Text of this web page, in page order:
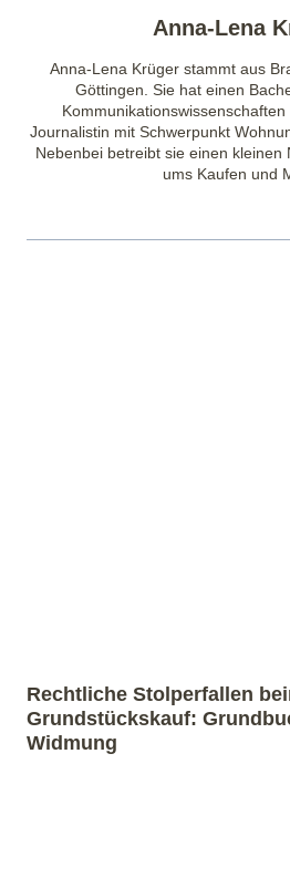
Anna‑Lena
Anna‑Lena Krüger stammt aus
Göttingen. Sie hat einen
Journalistin mit Schwerpunkt
Nebenbei betreibt sie einen kleinen
ums Kaufen und
Rechtliche Stolperfallen
Grundstückskauf:
Widmung